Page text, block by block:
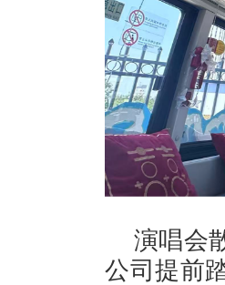
演唱会
公司提前